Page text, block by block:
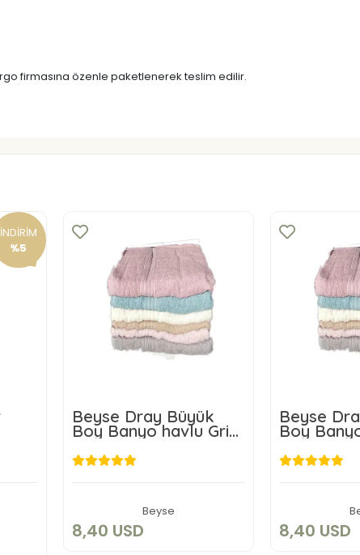
firmasına özenle paketlenerek teslim edilir.
İNDİRİM
%5
Beyse Dray Büyük
Boy Banyo havlu Gri
50X150 cm
Beyse
8,40 USD
Sepete Ekle
Beyse
Boy Banyo
50X150 cm
8,40 USD